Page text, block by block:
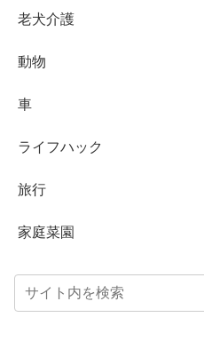
老犬介護
動物
車
ライフハック
旅行
家庭菜園